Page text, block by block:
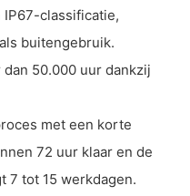
classificatie,
buitengebruik.
50.000 uur dankzij
met een korte
72 uur klaar en de
​​7 tot 15 werkdagen.